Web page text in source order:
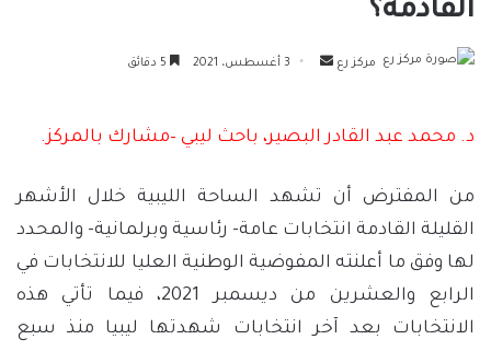
القادمة؟
مركز رع
أرسل 3 أغسطس، 2021
د. محمد عبد القادر البصير، باحث ليبي –مشارك بالمركز.
من المفترض أن تشهد الساحة الليبية خلال الأشهر
القليلة القادمة انتخابات عامة- رئاسية وبرلمانية- والمحدد
لها وفق ما أعلنته المفوضية الوطنية العليا للانتخابات في
الرابع والعشرين من ديسمبر 2021، فيما تأتي هذه
الانتخابات بعد آخر انتخابات شهدتها ليبيا منذ سبع